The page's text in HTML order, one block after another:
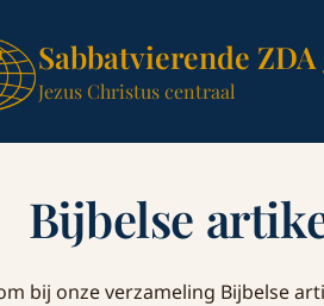
Sabbatvierende
Jezus Christus centraal
Bijbelse
bij onze verzameling Bijbelse